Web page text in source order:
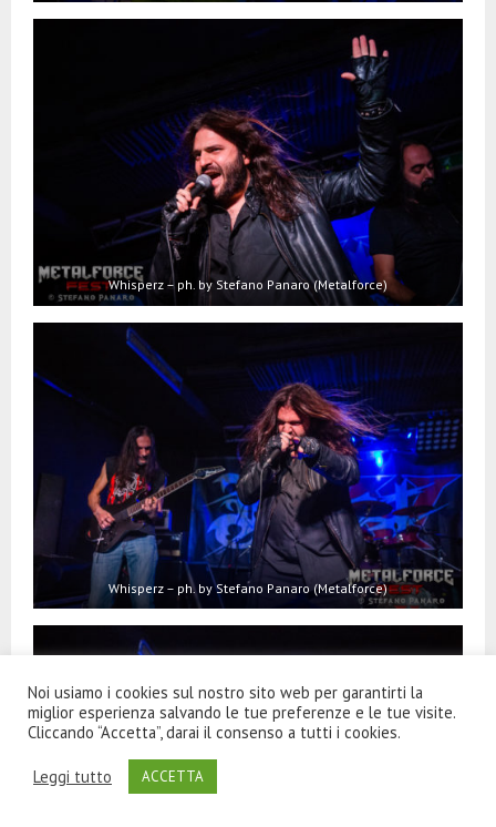
Whisperz – ph. by Stefano Panaro (Metalforce)
Whisperz – ph. by Stefano Panaro (Metalforce)
Noi usiamo i cookies sul nostro sito web per garantirti la
miglior esperienza salvando le tue preferenze e le tue visite.
Cliccando “Accetta”, darai il consenso a tutti i cookies.
Leggi tutto ACCETTA